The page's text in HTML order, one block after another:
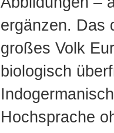
ergänzen. Das
großes Volk
biologisch
Hochsprache